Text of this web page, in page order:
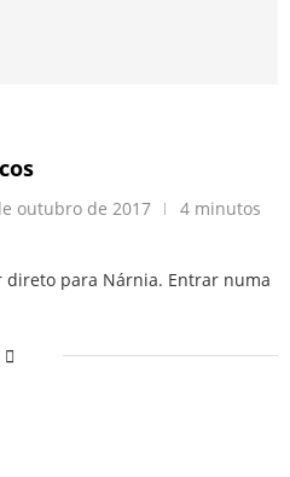
outubro de 2017
4 minutos
para Nárnia. Entrar numa